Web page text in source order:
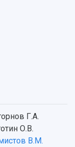
Г.А.
О.В.
В.М.